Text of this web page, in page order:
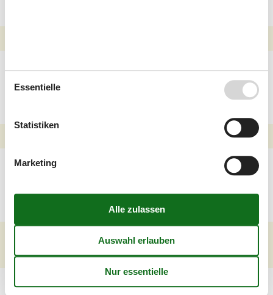
Familien Ferienhäuser
Hadsund an Meer und
2 3 4 > >>
Artikelarten
Essentielle
Statistiken
Marketing